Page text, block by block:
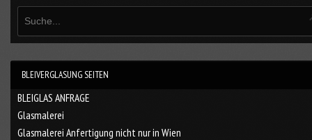
BLEIVERGLASUNG SEITEN
BLEIGLAS ANFRAGE
Glasmalerei
Glasmalerei Anfertigung nicht nur in Wien